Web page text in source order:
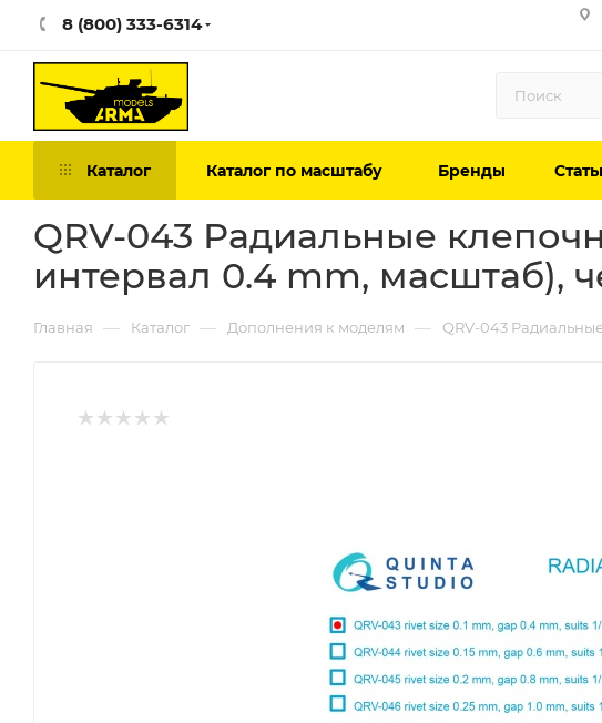
8 (800) 333-6314
Каталог Каталог по масштабу Бренды
QRV-043 Радиальные
интервал 0.4 mm, масштаб),
Главная — Каталог — Дополнения к моделям — QRV-043